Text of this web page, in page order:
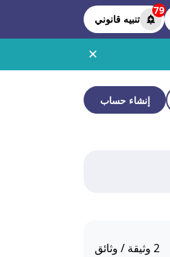
79
تنبيه قانوني
✕
إنشاء حساب
2 وثيقة / وثائق